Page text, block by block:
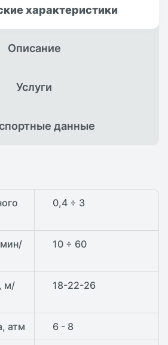
характеристики
Описание
Услуги
данные
0,4 ÷ 3
10 ÷ 60
м/
18-22-26
атм 6 - 8